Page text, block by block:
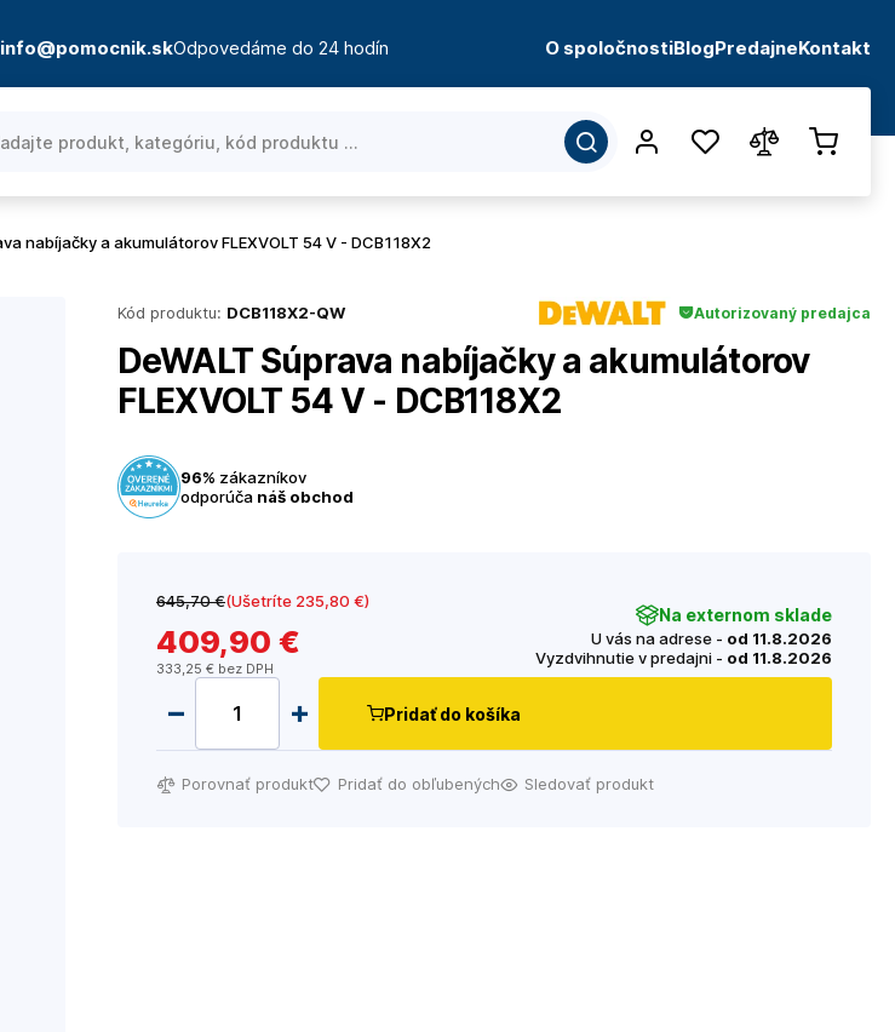
info@pomocnik.skOdpovedáme do 24 hodín O spoločnostiBlogPredajneKontakt
nabíjačky a akumulátorov FLEXVOLT 54 V - DCB118X2
Kód produktu: DCB118X2-QW Autorizovaný predajca
DeWALT Súprava nabíjačky a akumulátorov
FLEXVOLT 54 V - DCB118X2
96% zákazníkov
odporúča náš obchod
645,70 €(Ušetríte 235,80 €)
409,90 €
333,25 € bez DPH
Na externom sklade
U vás na adrese - od 11.8.2026
Vyzdvihnutie v predajni - od 11.8.2026
Pridať do košíka
Porovnať produkt Pridať do obľubených Sledovať produkt